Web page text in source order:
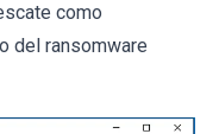
como
del ransomware